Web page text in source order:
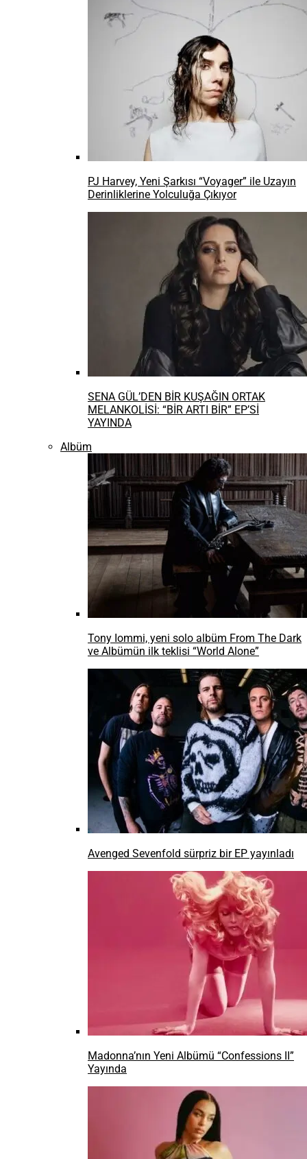
PJ Harvey, Yeni Şarkısı “Voyager” ile Uzayın
Derinliklerine Yolculuğa Çıkıyor
SENA GÜL’DEN BİR KUŞAĞIN ORTAK
MELANKOLİSİ: “BİR ARTI BİR” EP’Sİ
YAYINDA
Albüm
Tony Iommi, yeni solo albüm From The Dark
ve Albümün ilk teklisi “World Alone”
Avenged Sevenfold sürpriz bir EP yayınladı
Madonna’nın Yeni Albümü “Confessions II”
Yayında